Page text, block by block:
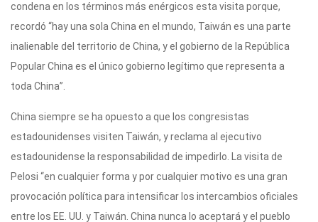
condena en los términos más enérgicos esta visita porque,
recordó “hay una sola China en el mundo, Taiwán es una parte
inalienable del territorio de China, y el gobierno de la República
Popular China es el único gobierno legítimo que representa a
toda China”.
China siempre se ha opuesto a que los congresistas
estadounidenses visiten Taiwán, y reclama al ejecutivo
estadounidense la responsabilidad de impedirlo. La visita de
Pelosi “en cualquier forma y por cualquier motivo es una gran
provocación política para intensificar los intercambios oficiales
entre los EE. UU. y Taiwán. China nunca lo aceptará y el pueblo